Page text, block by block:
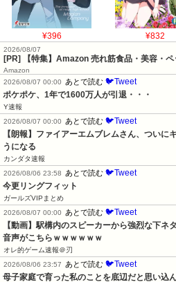
¥396 ¥832
2026/08/07
[PR] 【特集】Amazon 売れ筋食品・美容・ペ
Amazon
2026/08/07 00:00
あとで読む 🐦Tweet
ポケポケ、1年で1600万人が引退・・・
Y速報
2026/08/07 00:00
あとで読む 🐦Tweet
【朗報】ファイアーエムブレムさん、ついに
うになる
カンダタ速報
2026/08/06 23:58
あとで読む 🐦Tweet
今更リングフィット
ガールズVIPまとめ
2026/08/07 00:00
あとで読む 🐦Tweet
【動画】駅構内のスピーカーから強烈な下ネ
音声がこちらｗｗｗｗｗｗ
オレ的ゲーム速報＠刃
2026/08/06 23:57
あとで読む 🐦Tweet
母子家庭で育った私のことを底辺だと思い込